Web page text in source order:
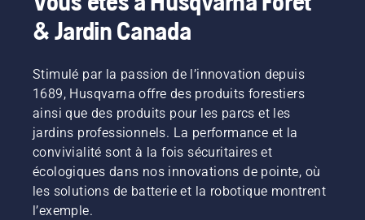
marque
ci-
dessous.
du
régulier,
nous
recommandons
que
votre
robot-
tondeuse
soit
nettoyé
en
système
de
lubrification
de
tronçonneuse
fonctionne
correctement.
Vérifiez
d’abord
niveau
& Jardin Canada
Stimulé par la passion de l’innovation depuis
1689, Husqvarna offre des produits forestiers
ainsi que des produits pour les parcs et les
jardins professionnels. La performance et la
convivialité sont à la fois sécuritaires et
écologiques dans nos innovations de pointe, où
les solutions de batterie et la robotique montrent
l’exemple.